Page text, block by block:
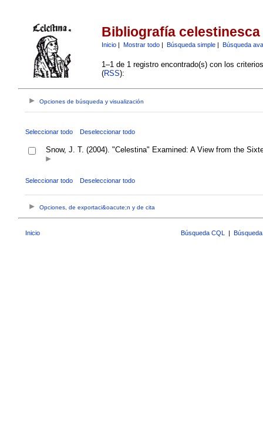
Bibliografía celestinesca
Inicio| Mostrar todo| Búsqueda simple| Búsqueda
1–1 de 1 registro encontrado(s) con los
(RSS):
Opciones de búsqueda y visualización
Seleccionar todo Deseleccionar todo
Snow, J. T. (2004). "Celestina" Examined: A View from the
Seleccionar todo Deseleccionar todo
Opciones, de exportaci&oacute;n y de cita
Inicio Búsqueda CQL |